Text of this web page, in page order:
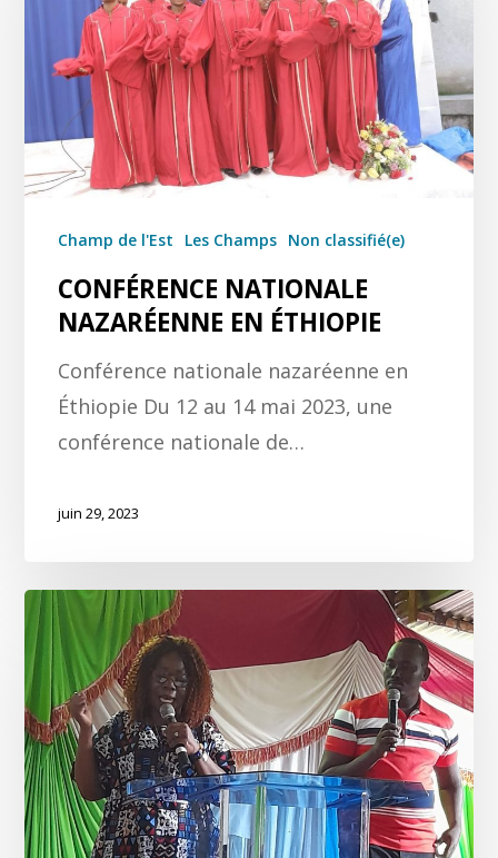
Champ de l'Est Les Champs Non classifié(e)
CONFÉRENCE NATIONALE
NAZARÉENNE EN ÉTHIOPIE
Conférence nationale nazaréenne en
Éthiopie Du 12 au 14 mai 2023, une
conférence nationale de…
juin 29, 2023